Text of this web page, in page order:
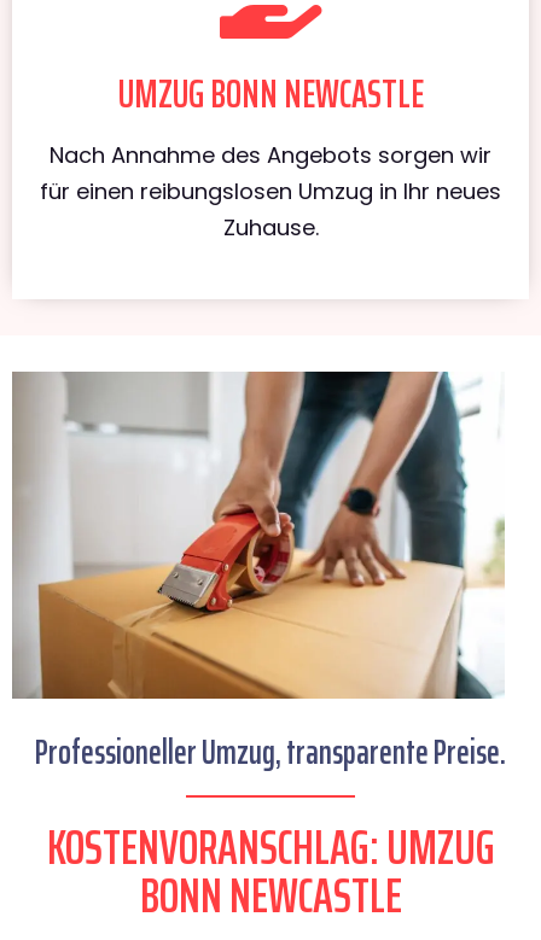
UMZUG BONN NEWCASTLE
Nach Annahme des Angebots sorgen wir
für einen reibungslosen Umzug in Ihr neues
Zuhause.
Professioneller Umzug, transparente Preise.
KOSTENVORANSCHLAG: UMZUG
BONN NEWCASTLE